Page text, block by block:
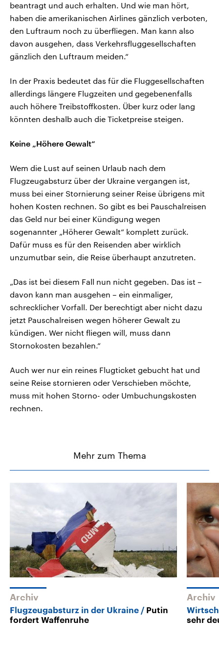
beantragt und auch erhalten. Und wie man hört,
haben die amerikanischen Airlines gänzlich verboten,
den Luftraum noch zu überfliegen. Man kann also
davon ausgehen, dass Verkehrsfluggesellschaften
gänzlich den Luftraum meiden.“
In der Praxis bedeutet das für die Fluggesellschaften
allerdings längere Flugzeiten und gegebenenfalls
auch höhere Treibstoffkosten. Über kurz oder lang
könnten deshalb auch die Ticketpreise steigen.
Keine „Höhere Gewalt“
Wem die Lust auf seinen Urlaub nach dem
Flugzeugabsturz über der Ukraine vergangen ist,
muss bei einer Stornierung seiner Reise übrigens mit
hohen Kosten rechnen. So gibt es bei Pauschalreisen
das Geld nur bei einer Kündigung wegen
sogenannter „Höherer Gewalt“ komplett zurück.
Dafür muss es für den Reisenden aber wirklich
unzumutbar sein, die Reise überhaupt anzutreten.
„Das ist bei diesem Fall nun nicht gegeben. Das ist –
davon kann man ausgehen – ein einmaliger,
schrecklicher Vorfall. Der berechtigt aber nicht dazu
jetzt Pauschalreisen wegen höherer Gewalt zu
kündigen. Wer nicht fliegen will, muss dann
Stornokosten bezahlen.“
Auch wer nur ein reines Flugticket gebucht hat und
seine Reise stornieren oder Verschieben möchte,
muss mit hohen Storno- oder Umbuchungskosten
rechnen.
Mehr zum Thema
Archiv
Flugzeugabsturz in der Ukraine
Putin
fordert Waffenruhe
Archiv
sehr